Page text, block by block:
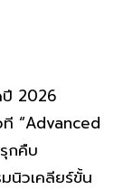
2026
“Advanced
กคืบ
นิวเคลียร์ขั้น